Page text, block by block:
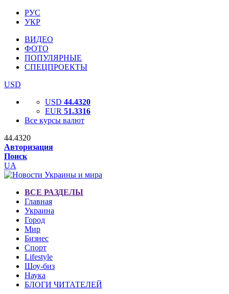
РУС
УКР
ВИДЕО
ФОТО
ПОПУЛЯРНЫЕ
СПЕЦПРОЕКТЫ
USD
USD 44.4320
EUR 51.3316
Все курсы валют
44.4320
Авторизация
Поиск
UA
ВСЕ РАЗДЕЛЫ
Главная
Украина
Город
Мир
Бизнес
Спорт
Lifestyle
Шоу-биз
Наука
БЛОГИ ЧИТАТЕЛЕЙ